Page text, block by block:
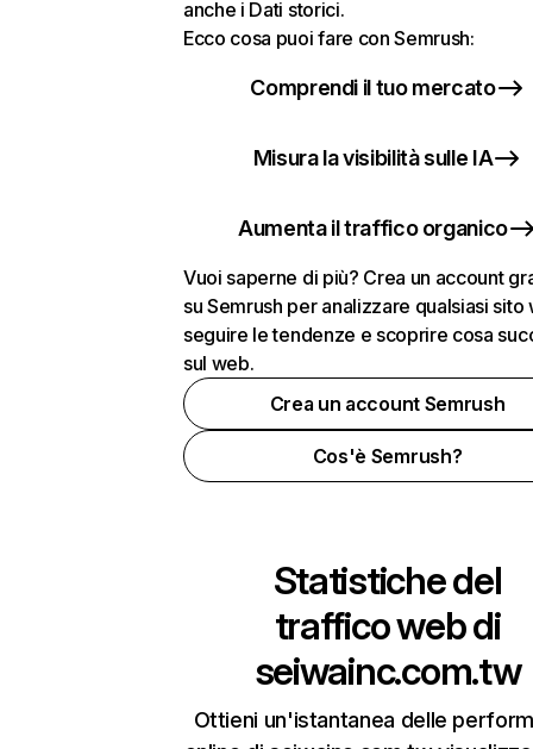
anche i Dati storici.
Ecco cosa puoi fare con Semrush:
Comprendi il tuo mercato
Misura la visibilità sulle IA
Aumenta il traffico organico
Vuoi saperne di più? Crea un account
su Semrush per analizzare qualsiasi sito
seguire le tendenze e scoprire cosa
sul web.
Crea un account Semrush
Cos'è Semrush?
Statistiche del
traffico web di
seiwainc.com.tw
Ottieni un'istantanea delle